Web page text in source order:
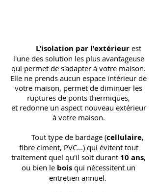
L'isolation par l'extérieurest
l'une des solution les plus avantageuse
qui permet de s'adapter à votre maison.
Elle ne prends aucun espace intérieur de
votre maison, permet de diminuer les
ruptures de ponts thermiques,
et redonne un aspect nouveau extérieur
à votre maison.
Tout type de bardage (cellulaire,
fibre ciment, PVC...) qui évitent tout
traitement quel qu'il soit durant 10 ans,
ou bien le bois qui nécessitent un
entretien annuel.